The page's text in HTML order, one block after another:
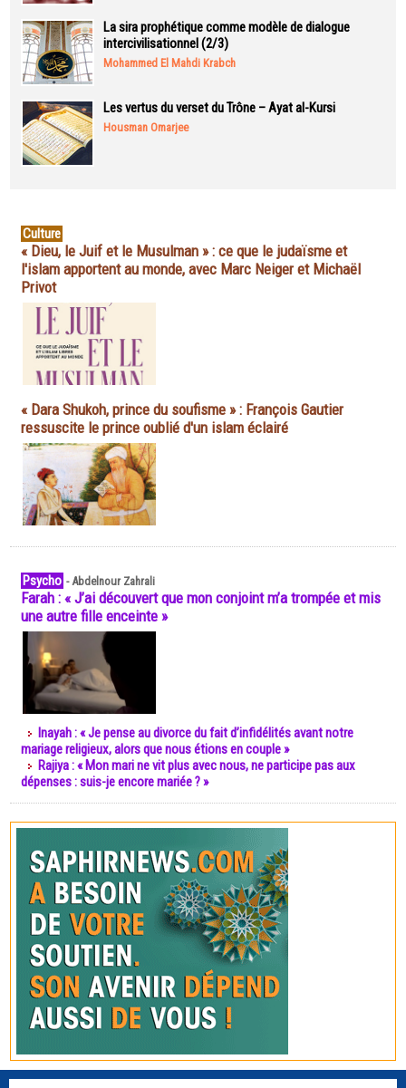
La sira prophétique comme modèle de dialogue
intercivilisationnel (2/3)
Mohammed El Mahdi Krabch
Les vertus du verset du Trône – Ayat al-Kursi
Housman Omarjee
Culture
« Dieu, le Juif et le Musulman » : ce que le judaïsme et
l'islam apportent au monde, avec Marc Neiger et Michaël
Privot
« Dara Shukoh, prince du soufisme » : François Gautier
ressuscite le prince oublié d'un islam éclairé
Psycho -Abdelnour Zahrali
Farah : « J’ai découvert que mon conjoint m’a trompée et mis
une autre fille enceinte »
Inayah : « Je pense au divorce du fait d’infidélités avant notre
mariage religieux, alors que nous étions en couple »
Rajiya : « Mon mari ne vit plus avec nous, ne participe pas aux
dépenses : suis-je encore mariée ? »